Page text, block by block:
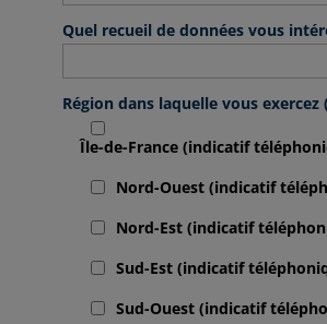
Quel recueil de données vous
Région dans laquelle vous
Île-de-France (indicatif
Nord-Ouest (indicatif
Nord-Est (indicatif
Sud-Est (indicatif
Sud-Ouest (indicatif